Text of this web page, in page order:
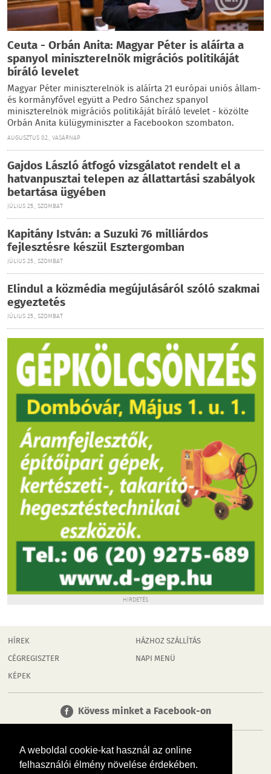
A weboldal cookie-kat használ az online
felhasználói élmény növelése érdekében.
Ceuta - Orbán Anita: Magyar Péter is aláírta a
spanyol miniszterelnök migrációs politikáját
bíráló levelet
Magyar Péter miniszterelnök is aláírta 21 európai uniós állam-
és kormányfővel együtt a Pedro Sánchez spanyol
miniszterelnök migrációs politikáját bíráló levelet - közölte
Orbán Anita külügyminiszter a Facebookon szombaton.
AUGUSZTUS 02., VASÁRNAP
Gajdos László átfogó vizsgálatot rendelt el a
hatvanpusztai telepen az állattartási szabályok
betartása ügyében
JÚLIUS 25., SZOMBAT
Kapitány István: a Suzuki 76 milliárdos
fejlesztésre készül Esztergomban
JÚLIUS 25., SZOMBAT
Elindul a közmédia megújulásáról szóló szakmai
egyeztetés
JÚLIUS 25., SZOMBAT
HIRDETÉS
HÍREK
CÉGREGISZTER
KÉPEK
HÁZHOZ SZÁLLÍTÁS
NAPI MENÜ
Kövess minket a Facebook-on